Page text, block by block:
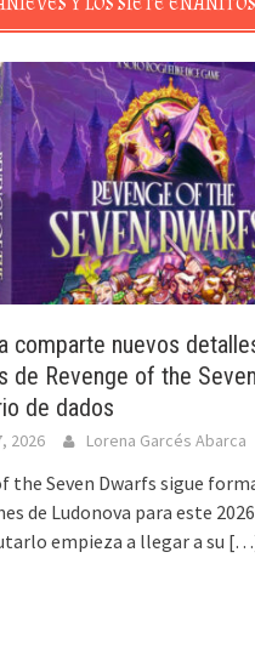
comparte nuevos
de Revenge of the
de dados
2026 Lorena Garcés Abarca
the Seven Dwarfs sigue
de Ludonova para este
empieza a llegar a su